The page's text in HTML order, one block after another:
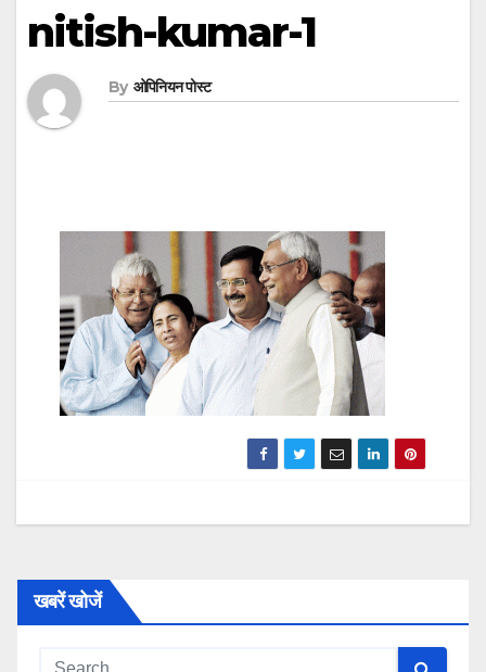
nitish-kumar-1
By ओपिनियन पोस्ट
खबरें खोजें